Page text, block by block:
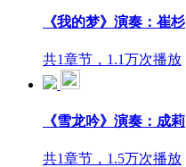
《我的梦》演奏：崔杉
共1章节，1.1万次播放
《雪龙吟》演奏：成莉
共1章节，1.5万次播放